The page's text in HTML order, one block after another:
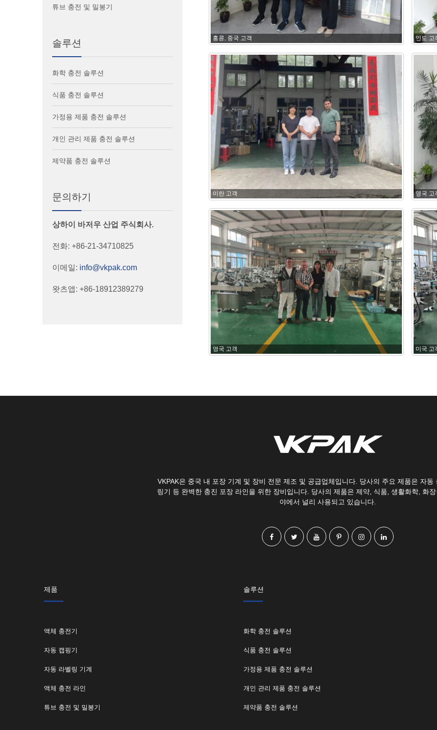
홍콩, 중국 고객 인도 고
이란 고객 영국 고
영국 고객 미국 고
튜브 충전 및 밀봉기
솔루션
화학 충전 솔루션
식품 충전 솔루션
가정용 제품 충전 솔루션
개인 관리 제품 충전 솔루션
제약품 충전 솔루션
문의하기
상하이 바저우 산업 주식회사.
전화: +86-21-34710825
이메일: info@vkpak.com
왓츠앱: +86-18912389279
VKPAK은 중국 내 포장 기계 및 장비 전문 제조 및 공급업체입니다. 당사의 주요 제품은 자동
링기 등 완벽한 충진 포장 라인을 위한 장비입니다. 당사의 제품은 제약, 식품, 생활화학, 화
야에서 널리 사용되고 있습니다.
제품
액체 충전기
자동 캡핑기
자동 라벨링 기계
액체 충전 라인
튜브 충전 및 밀봉기
솔루션
화학 충전 솔루션
식품 충전 솔루션
가정용 제품 충전 솔루션
개인 관리 제품 충전 솔루션
제약품 충전 솔루션